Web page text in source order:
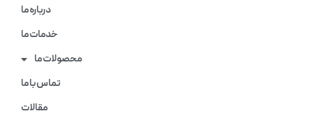
درباره ما
خدمات ما
محصولات ما
تماس با ما
مقالات